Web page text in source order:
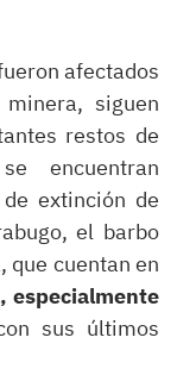
afectados
siguen
restos de
encuentran
extinción de
el barbo
que cuentan en
especialmente
sus últimos